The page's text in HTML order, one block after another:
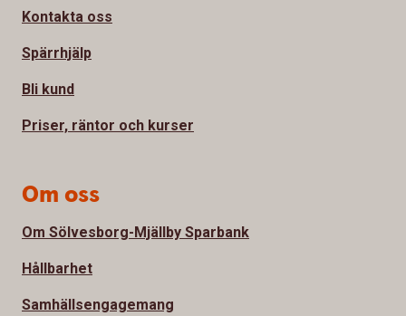
Kontakta oss
Spärrhjälp
Bli kund
Priser, räntor och kurser
Om oss
Om Sölvesborg-Mjällby Sparbank
Hållbarhet
Samhällsengagemang